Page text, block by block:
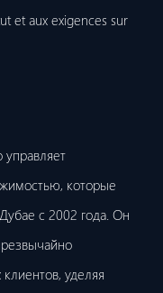
et aux exigences sur
которые
с 2002 года. Он
уделяя